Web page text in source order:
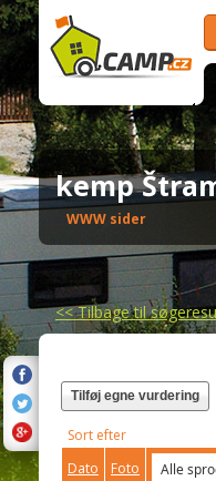
kemp
WWW sider
<<Tilbage til
Tilføj egne vurdering
Sort efter
Dato
Foto